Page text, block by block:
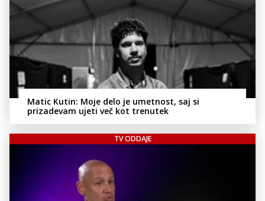
Matic Kutin: Moje delo je umetnost, saj si
prizadevam ujeti več kot trenutek
TV ODDAJE